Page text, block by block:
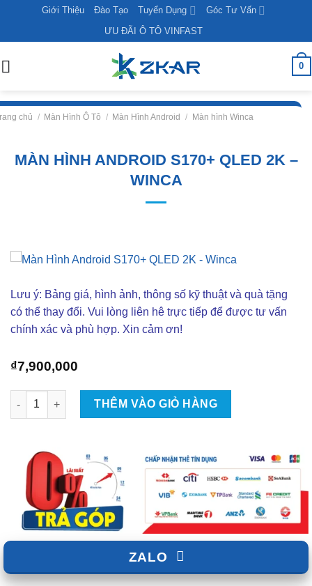
content
Giới Thiệu Đào Tạo Tuyển Dụng
Góc Tư Vấn
ƯU ĐÃI Ô TÔ VINFAST
0
chủ / Màn Hình Ô Tô / Màn Hình Android / Màn hình Winca
MÀN HÌNH ANDROID S170+ QLED 2K –
WINCA
Lưu ý: Bảng giá, hình ảnh, thông số kỹ thuật và quà tặng
có thể thay đổi. Vui lòng liên hê trực tiếp để được tư vấn
chính xác và phù hợp. Xin cảm ơn!
₫7,900,000
Màn Hình Android S170+ QLED 2K - Winca số lượng
THÊM VÀO GIỎ HÀNG
ZALO